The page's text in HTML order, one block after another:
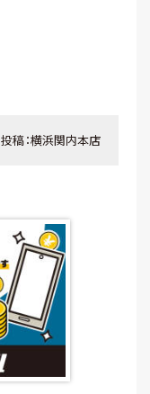
投稿：横浜関内本店